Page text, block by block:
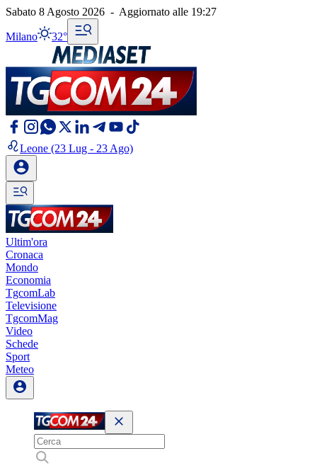
Sabato 8 Agosto 2026 - Aggiornato alle 19:27
Milano 32°
Leone (23 Lug - 23 Ago)
Ultim'ora
Cronaca
Mondo
Economia
TgcomLab
Televisione
TgcomMag
Video
Schede
Sport
Meteo